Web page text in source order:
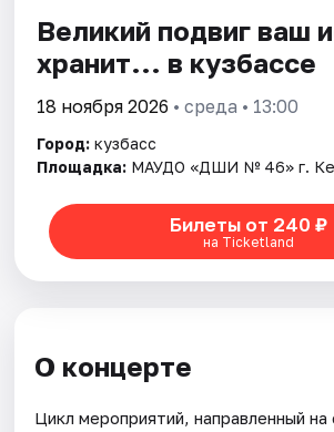
Великий подвиг ваш
хранит... в кузбассе
18 ноября 2026 • среда • 13:00
Город: кузбасс
Площадка: МАУДО «ДШИ № 46» г.
Билеты от 240 ₽
на Ticketland
О концерте
Цикл мероприятий, направленный на